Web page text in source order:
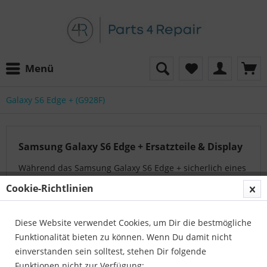
Menü
Galaxy S6 Edge + (G928F)
Samsung Galaxy S6 Edge + Ersatzteile & Display
Während das Samsung Galaxy S6 Edge + sicherlich eines
der beeindruckendsten Displays auf dem Markt hatte,
erfahren »
Auf der Suche nach dem passenden Artikel?
Cookie-Richtlinien
Diese Website verwendet Cookies, um Dir die bestmögliche
Funktionalität bieten zu können. Wenn Du damit nicht
einverstanden sein solltest, stehen Dir folgende